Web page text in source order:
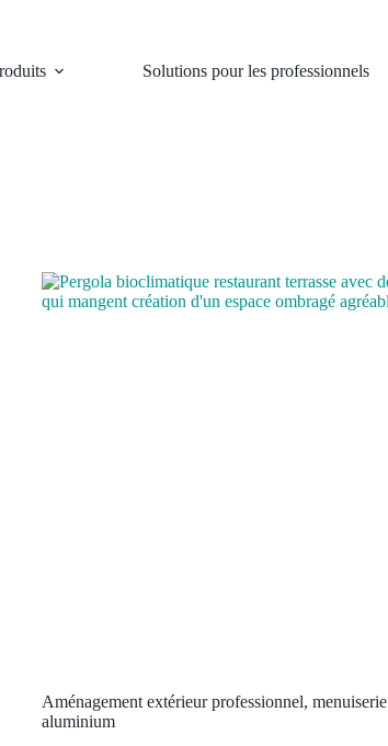
Solutions pour les professionnels
Aménagement extérieur professionnel, menuiserie
aluminium